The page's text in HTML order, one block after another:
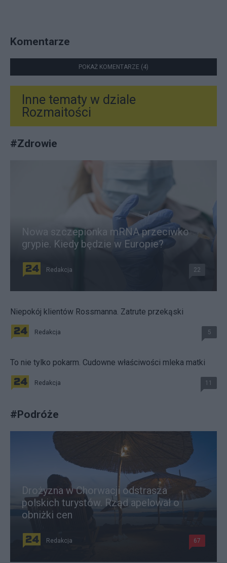
Komentarze
POKAŻ KOMENTARZE (4)
Inne tematy w dziale
Rozmaitości
#Zdrowie
Nowa szczepionka mRNA przeciwko
grypie. Kiedy będzie w Europie?
Redakcja 22
Niepokój klientów Rossmanna. Zatrute przekąski
Redakcja 5
To nie tylko pokarm. Cudowne właściwości mleka matki
Redakcja 11
#Podróże
Drożyzna w Chorwacji odstrasza
polskich turystów. Rząd apelował o
obniżki cen
Redakcja 67